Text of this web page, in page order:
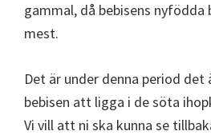
gammal, då bebisens nyfödda
mest.
Det är under denna period
bebisen att ligga i de söta
Vi vill att ni ska kunna se